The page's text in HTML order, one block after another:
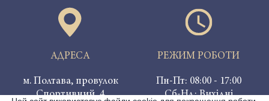
АДРЕСА
м. Полтава, провулок
Спортивний, 4
РЕЖИМ РОБОТИ
Пн-Пт: 08:00 - 17:00
Сб-Нд: Вихідні